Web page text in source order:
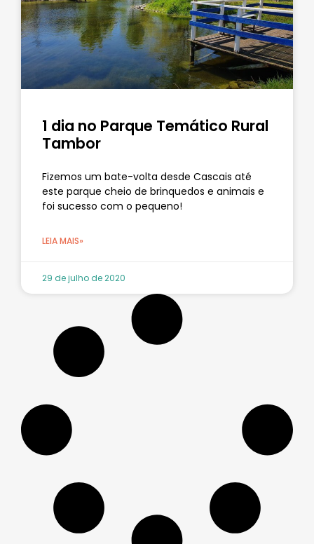
1 dia no Parque Temático Rural
Tambor
Fizemos um bate-volta desde Cascais até
este parque cheio de brinquedos e animais e
foi sucesso com o pequeno!
LEIA MAIS»
29 de julho de 2020